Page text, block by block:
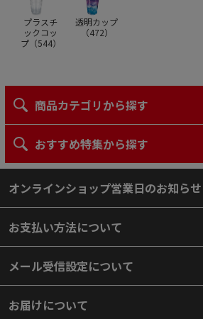
プラスチ
ックコッ
プ（544）
透明カップ
（472）
商品カテゴリから探す
おすすめ特集から探す
オンラインショップ営業日のお知らせ
お支払い方法について
メール受信設定について
お届けについて